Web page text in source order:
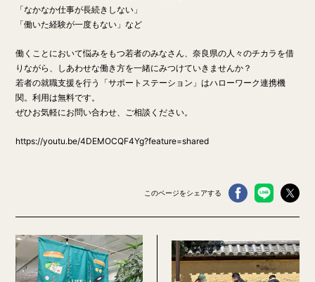
「なかなか仕事が長続きしない」
「働いた経験が一度もない」など
働くことにおいて悩みをもつ若者のみなさん、奈良県の人々のチカラを借
りながら、しあわせな働き方を一緒にみつけていきませんか？
若者の就職支援を行う「サポートステーション」はハローワーク連携機
関。利用は無料です。
ぜひお気軽にお問い合わせ、ご相談ください。
https://youtu.be/4DEMOCQF4Yg?feature=shared
このページをシェアする